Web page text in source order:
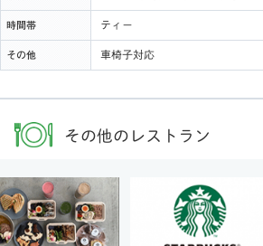
時間帯 ティー
その他 車椅子対応
その他のレストラン